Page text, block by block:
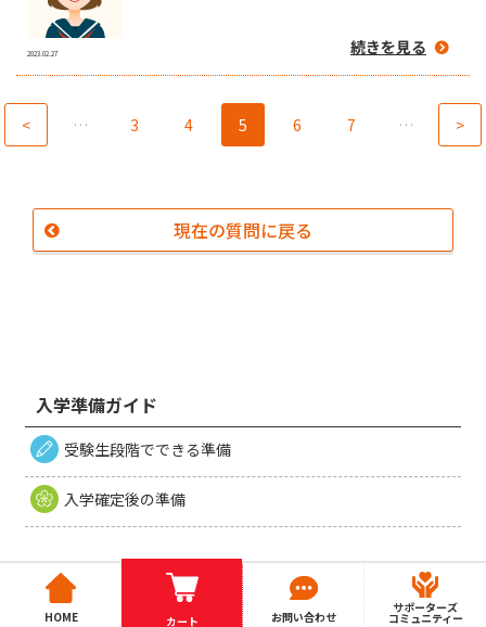
2023.02.27 続きを見る
< … 3 4 5 6 7 … >
現在の質問に戻る
入学準備ガイド
受験生段階でできる準備
入学確定後の準備
HOME カート お問い合わせ
サポーターズ
コミュニティー